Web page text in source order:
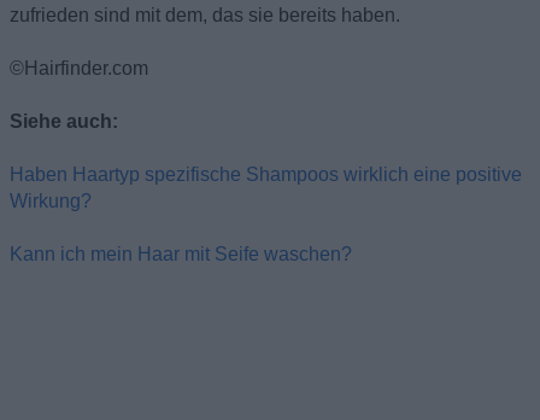
zufrieden sind mit dem, das sie bereits haben.
©Hairfinder.com
Siehe auch:
Haben Haartyp spezifische Shampoos wirklich eine positive
Wirkung?
Kann ich mein Haar mit Seife waschen?